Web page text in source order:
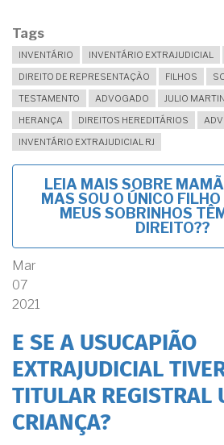
Tags
INVENTÁRIO INVENTÁRIO EXTRAJUDICIAL
DIREITO DE REPRESENTAÇÃO
FILHOS
TESTAMENTO
ADVOGADO
JULIO
HERANÇA
DIREITOS HEREDITÁRIOS
INVENTÁRIO EXTRAJUDICIAL RJ
LEIA MAIS SOBRE
MAS SOU O ÚNICO
MEUS SOBRINHOS
DIREITO??
Mar
07
2021
E SE A USUCAPIÃO
EXTRAJUDICIAL
TITULAR REGISTRAL
CRIANÇA?